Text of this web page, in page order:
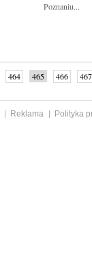
Poznaniu...
464 465 466
467
Reklama
Polityka